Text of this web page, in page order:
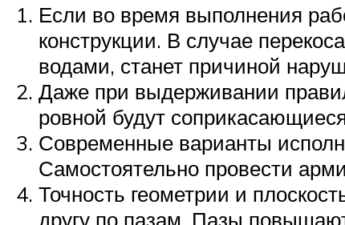
Если во время выполнения
конструкции. В случае
водами, станет причиной
Даже при выдерживании
ровной будут
Современные варианты
Самостоятельно провести
Точность геометрии и
другу по пазам. Пазы